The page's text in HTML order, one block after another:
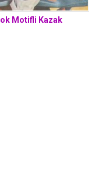
Motifli Kazak